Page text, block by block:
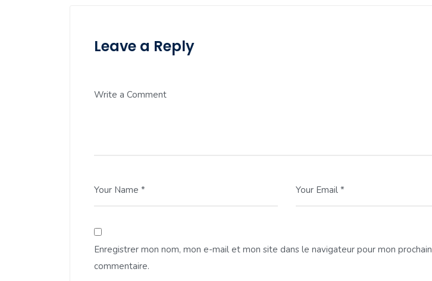
Leave a Reply
Write a Comment
Your Name * Your Email *
Enregistrer mon nom, mon e-mail et mon site dans le navigateur pour mon prochain
commentaire.